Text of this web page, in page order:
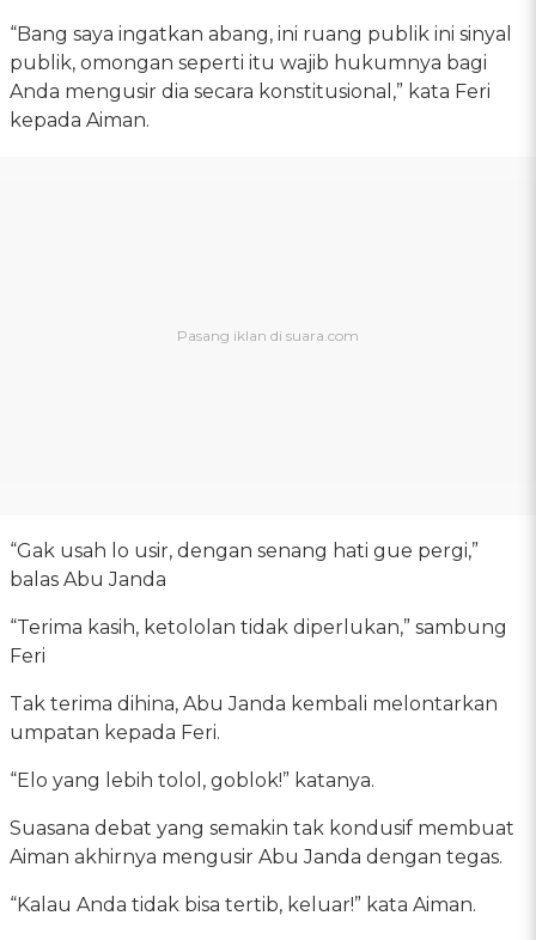
“Bang saya ingatkan abang, ini ruang publik ini sinyal
publik, omongan seperti itu wajib hukumnya bagi
Anda mengusir dia secara konstitusional,” kata Feri
kepada Aiman.
“Gak usah lo usir, dengan senang hati gue pergi,”
balas Abu Janda
“Terima kasih, ketololan tidak diperlukan,” sambung
Feri
Tak terima dihina, Abu Janda kembali melontarkan
umpatan kepada Feri.
“Elo yang lebih tolol, goblok!” katanya.
Suasana debat yang semakin tak kondusif membuat
Aiman akhirnya mengusir Abu Janda dengan tegas.
“Kalau Anda tidak bisa tertib, keluar!” kata Aiman.